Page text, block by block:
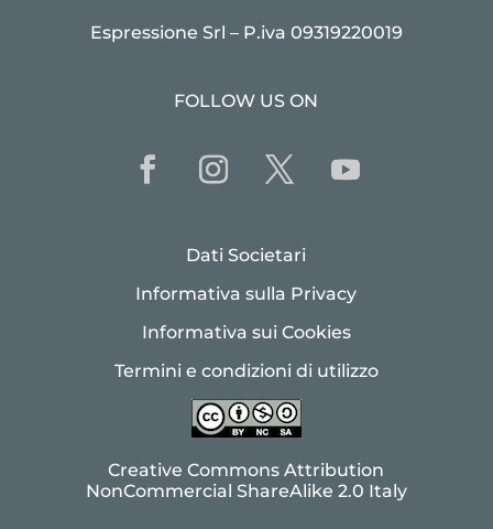
Espressione Srl – P.iva 09319220019
FOLLOW US ON
Dati Societari
Informativa sulla Privacy
Informativa sui Cookies
Termini e condizioni di utilizzo
Creative Commons Attribution
NonCommercial ShareAlike 2.0 Italy